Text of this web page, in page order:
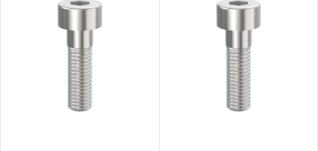
Nejprodávanější